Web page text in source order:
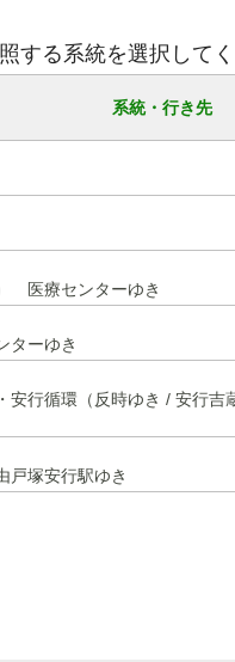
する系統を選択して
系統・行き先
医療センターゆき
ターゆき
行循環（反時ゆき / 安行
戸塚安行駅ゆき